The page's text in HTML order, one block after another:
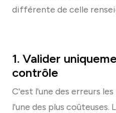
différente de celle
1. Valider
contrôle
C'est l'une des erreurs
l'une des plus coûteuses.